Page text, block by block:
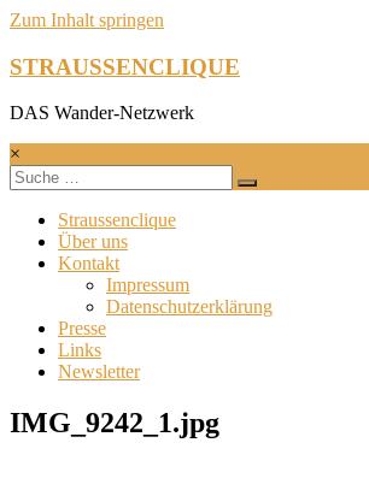
Zum Inhalt springen
STRAUSSENCLIQUE
DAS Wander-Netzwerk
×
Straussenclique
Über uns
Kontakt
Impressum
Datenschutzerklärung
Presse
Links
Newsletter
IMG_9242_1.jpg